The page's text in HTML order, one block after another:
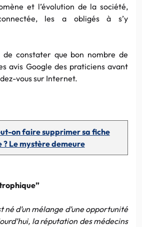
et l’évolution de la société,
les a obligés à s’y
constater que bon nombre de
avis Google des praticiens avant
vous sur Internet.
on faire supprimer sa fiche
? Le mystère demeure
né d’un mélange d’une opportunité
la réputation des médecins